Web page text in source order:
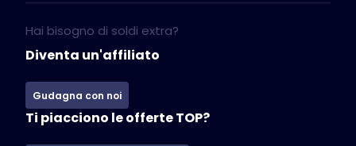
Hai bisogno di soldi extra?
Diventa un'affiliato
Gudagna con noi
Ti piacciono le offerte TOP?